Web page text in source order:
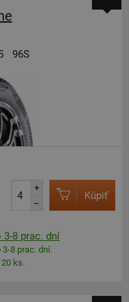
96S
+
–
Kúpiť
3-8 prac. dní
3-8 prac. dní.
ks.